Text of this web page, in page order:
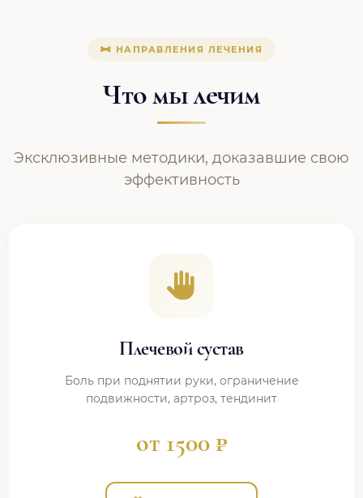
НАПРАВЛЕНИЯ ЛЕЧЕНИЯ
Что мы лечим
Эксклюзивные методики, доказавшие свою
эффективность
Плечевой сустав
Боль при поднятии руки, ограничение
подвижности, артроз, тендинит
от 1500 ₽